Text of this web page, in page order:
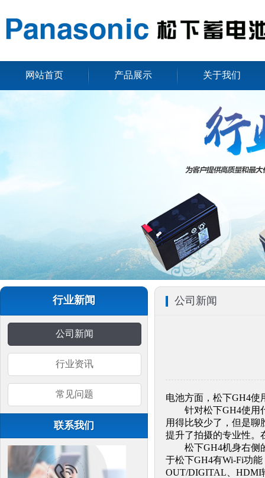
网站首页 产品展示 关于我们
行业新闻
公司新闻
行业资讯
常见问题
联系我们
公司新闻
电池方面，松下GH4使
针对松下GH4使用什
用得比较少了，但是聊
提升了拍摄的专业性。
松下GH4机身右侧的
于松下GH4有Wi-Fi功
OUT/DIGITAL、HDMI